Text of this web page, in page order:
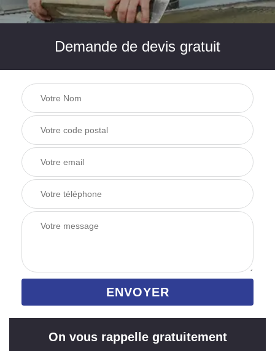
Demande de devis gratuit
On vous rappelle gratuitement